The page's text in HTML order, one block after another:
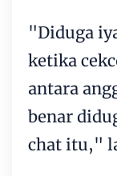
"Diduga
ketika
antara
benar
chat itu,"